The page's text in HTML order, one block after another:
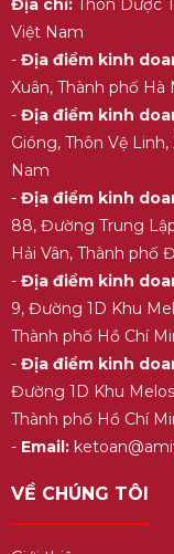
Địa chỉ:Thôn Dược
Việt Nam
- Địa điểm kinh
Xuân, Thành phố Hà
- Địa điểm kinh
Gióng, Thôn Vệ
Nam
- Địa điểm kinh
88, Đường Trung
Hải Vân, Thành phố
- Địa điểm kinh
9, Đường 1D Khu
Thành phố Hồ Chí
- Địa điểm kinh
Đường 1D Khu
Thành phố Hồ Chí
- Email:
VỀ CHÚNG TÔI